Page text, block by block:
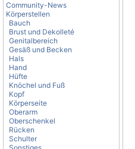
Community-News
Körperstellen
Bauch
Brust und Dekolleté
Genitalbereich
Gesäß und Becken
Hals
Hand
Hüfte
Knöchel und Fuß
Kopf
Körperseite
Oberarm
Oberschenkel
Rücken
Schulter